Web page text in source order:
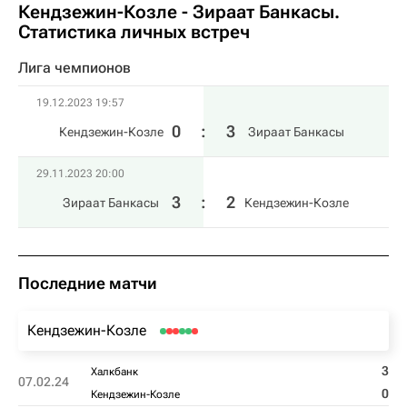
Кендзежин-Козле - Зираат Банкасы.
Статистика личных встреч
Лига чемпионов
19.12.2023 19:57
Кендзежин-Козле 0 : 3 Зираат Банкасы
29.11.2023 20:00
Зираат Банкасы 3 : 2 Кендзежин-Козле
Последние матчи
Кендзежин-Козле
07.02.24
Халкбанк 3
Кендзежин-Козле 0